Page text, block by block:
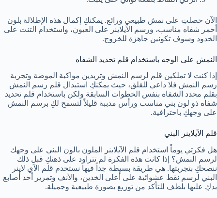
الآن حصلتِ على نمش طبيعي ورائع. يمكنكِ إكمال هذه الإطلالة بلون
أحمر شفاه مناسب، ورسم الآيلاينر على العيون، واستخدام التنت على
الخدود وسوف تكونين جاهزة للخروج.
النمش على الوجه باستخدام قلم تحديد الشفاه
إذا كنت لا تملكين قلم لرسم النمش وتريدين مواكبة الموضة وتجربة
رسم النمش فلا داعي للقلق، حيث يمكنكِ استبدال قلم رسم النمش
بقلم محدد الشفاه بنفس الخطوات السابقة ولكن باستخدام قلم تحديد
شفاه ذو لون بني مناسب ورأس مدببة قليلاً لتسمح لكِ برسم النمش
على وجهكِ باحترافية.
قلم الآيلاينر البني
هل فكرتي يوماً استخدام قلم الآيلاينر الملون بالون البني على وجهك
لرسم النمش؟ إذا كانت هذه الفكرة لم تتراود على ذهنكِ قبل ذلك
ننصحكِ بتجربتها. هي طريقة بسيطة جداً فيها نستخدم قلم الآي لاينر
البني لرسم نقط عشوائية على أعلى الخدين، والأنف وتمرير أحد أصابع
يدكِ عليها بلطف للتأكد من توزيع بصورة طبيعية وجميلة.